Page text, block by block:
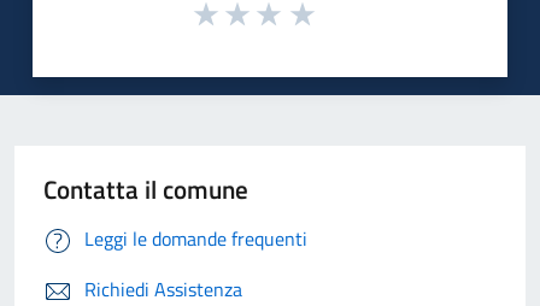
Contatta il comune
Leggi le domande frequenti
Richiedi Assistenza